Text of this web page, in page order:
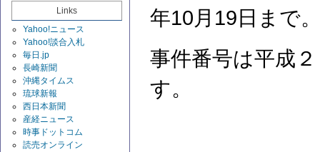
Links
Yahoo!ニュース
Yahoo!談合入札
毎日.jp
長崎新聞
沖縄タイムス
琉球新報
西日本新聞
産経ニュース
時事ドットコム
読売オンライン
年10月19日まで
事件番号は平成
す。